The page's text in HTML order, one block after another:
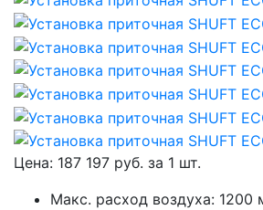
Цена: 187 197 руб. за 1 шт.
Макс. расход воздуха: 1200